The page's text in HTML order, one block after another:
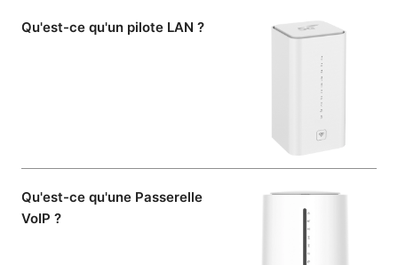
Qu'est-ce qu'un pilote LAN ?
Qu'est-ce qu'une Passerelle
VoIP ?